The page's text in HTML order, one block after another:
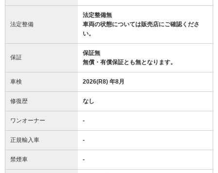
法定整備
法定整備無
車両の状態については販売店にご確認くださ
い。
保証
保証無
無償・有償保証とも無となります。
車検 2026(R8) 年8月
修復歴 なし
ワンオーナー -
正規輸入車 -
禁煙車 -